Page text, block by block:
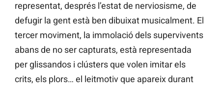
representat, després l’estat de nerviosisme, de
defugir la gent està ben dibuixat musicalment. El
tercer moviment, la immolació dels supervivents
abans de no ser capturats, està representada
per glissandos i clústers que volen imitar els
crits, els plors… el leitmotiv que apareix durant